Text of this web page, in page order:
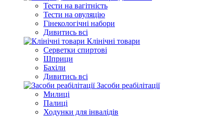
Тести на вагітність
Тести на овуляцію
Гінекологічні набори
Дивитись всі
Клінічні товари
Серветки спиртові
Шприци
Бахіли
Дивитись всі
Засоби реабілітації
Милиці
Палиці
Ходунки для інвалідів